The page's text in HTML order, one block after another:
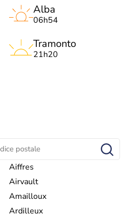
Alba
06h54
Tramonto
21h20
Aiffres
Airvault
Amailloux
Ardilleux